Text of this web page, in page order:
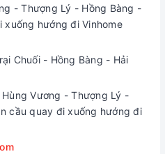
- Thượng Lý - Hồng Bàng -
xuống hướng đi Vinhome
Chuối - Hồng Bàng - Hải
Vương - Thượng Lý -
cầu quay đi xuống hướng đi